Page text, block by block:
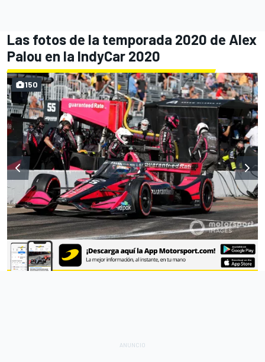
Las fotos de la temporada 2020 de Alex
Palou en la IndyCar 2020
150